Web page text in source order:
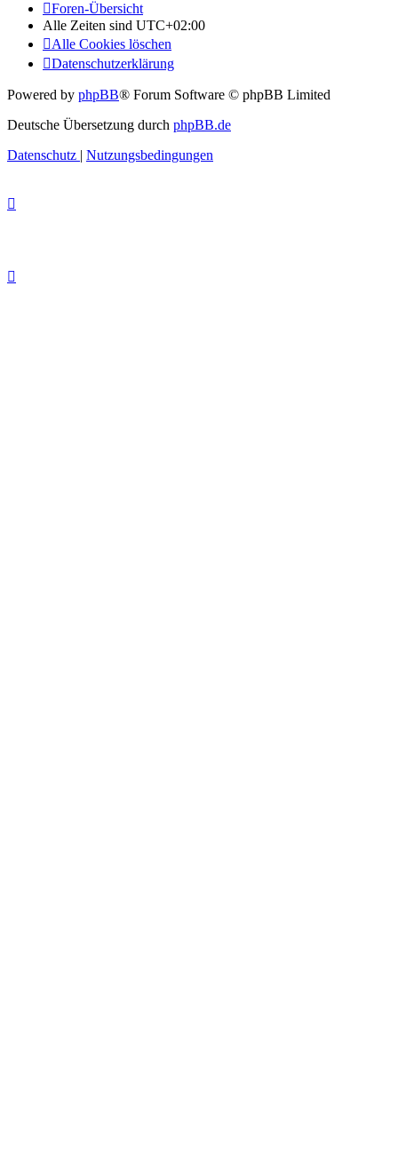
Foren-Übersicht
Alle Zeiten sind UTC+02:00
Alle Cookies löschen
Datenschutzerklärung
Powered by phpBB® Forum Software © phpBB Limited
Deutsche Übersetzung durch phpBB.de
Datenschutz | Nutzungsbedingungen